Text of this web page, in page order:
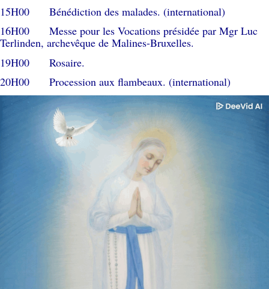
15H00 Bénédiction des malades. (international)
16H00 Messe pour les Vocations présidée par Mgr Luc
Terlinden, archevêque de Malines-Bruxelles.
19H00 Rosaire.
20H00 Procession aux flambeaux. (international)